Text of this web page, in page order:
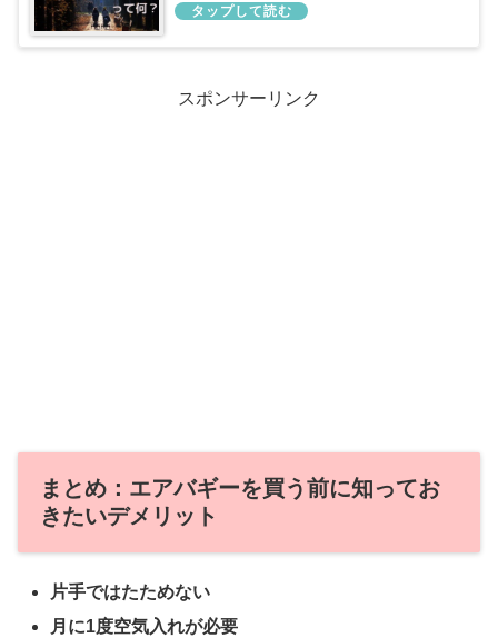
スポンサーリンク
まとめ：エアバギーを買う前に知ってお
きたいデメリット
片手ではたためない
月に1度空気入れが必要